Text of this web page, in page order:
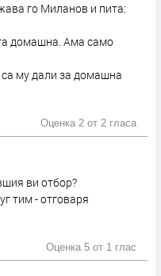
го Миланов и пита:
домашна. Ама само
му дали за домашна
Оценка 2 от 2 гласа
ви отбор?
тим - отговаря
Оценка 5 от 1 глас